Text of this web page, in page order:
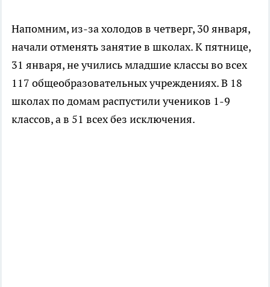
Напомним, из-за холодов в четверг, 30 января,
начали отменять занятие в школах. К пятнице,
31 января, не учились младшие классы во всех
117 общеобразовательных учреждениях. В 18
школах по домам распустили учеников 1-9
классов, а в 51 всех без исключения.